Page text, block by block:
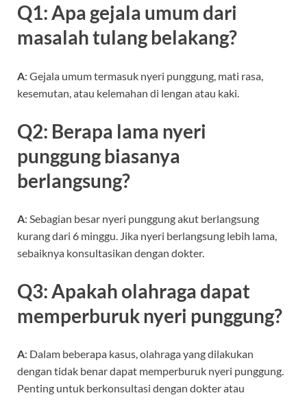
Q1: Apa gejala umum dari
masalah tulang belakang?
A: Gejala umum termasuk nyeri punggung, mati rasa,
kesemutan, atau kelemahan di lengan atau kaki.
Q2: Berapa lama nyeri
punggung biasanya
berlangsung?
A: Sebagian besar nyeri punggung akut berlangsung
kurang dari 6 minggu. Jika nyeri berlangsung lebih lama,
sebaiknya konsultasikan dengan dokter.
Q3: Apakah olahraga dapat
memperburuk nyeri punggung?
A: Dalam beberapa kasus, olahraga yang dilakukan
dengan tidak benar dapat memperburuk nyeri punggung.
Penting untuk berkonsultasi dengan dokter atau